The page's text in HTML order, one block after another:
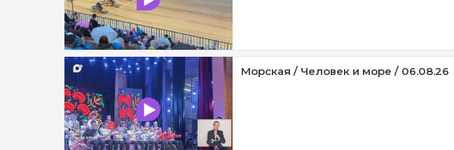
Морская / Человек и море / 06.08.26